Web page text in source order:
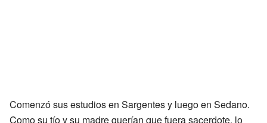
Comenzó sus estudios en Sargentes y luego en Sedano.
Como su tío y su madre querían que fuera sacerdote, lo